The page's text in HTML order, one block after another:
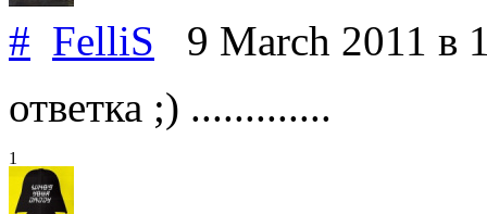
# FelliS 9 March 2011 в
ответка ;) .............
1